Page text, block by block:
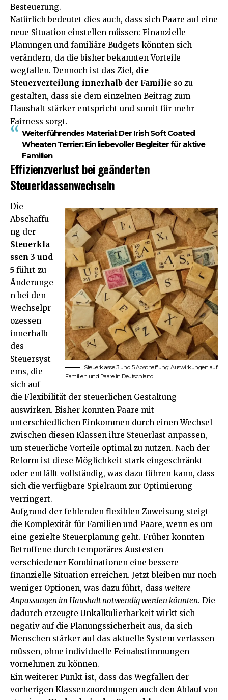
Besteuerung.
Natürlich bedeutet dies auch, dass sich Paare auf eine
neue Situation einstellen müssen: Finanzielle
Planungen und familiäre Budgets könnten sich
verändern, da die bisher bekannten Vorteile
wegfallen. Dennoch ist das Ziel, die
Steuerverteilung innerhalb der Familie so zu
gestalten, dass sie dem einzelnen Beitrag zum
Haushalt stärker entspricht und somit für mehr
Fairness sorgt.
Weiterführendes Material:Der Irish Soft Coated
Wheaten Terrier: Ein liebevoller Begleiter für aktive
Familien
Effizienzverlust bei geänderten
Steuerklassenwechseln
Steuerklasse 3 und 5 Abschaffung: Auswirkungen auf
Familien und Paare in Deutschland
Die
Abschaffu
ng der
Steuerkla
ssen 3 und
5 führt zu
Änderunge
n bei den
Wechselpr
ozessen
innerhalb
des
Steuersyst
ems, die
sich auf
die Flexibilität der steuerlichen Gestaltung
auswirken. Bisher konnten Paare mit
unterschiedlichen Einkommen durch einen Wechsel
zwischen diesen Klassen ihre Steuerlast anpassen,
um steuerliche Vorteile optimal zu nutzen. Nach der
Reform ist diese Möglichkeit stark eingeschränkt
oder entfällt vollständig, was dazu führen kann, dass
sich die verfügbare Spielraum zur Optimierung
verringert.
Aufgrund der fehlenden flexiblen Zuweisung steigt
die Komplexität für Familien und Paare, wenn es um
eine gezielte Steuerplanung geht. Früher konnten
Betroffene durch temporäres Austesten
verschiedener Kombinationen eine bessere
finanzielle Situation erreichen. Jetzt bleiben nur noch
weniger Optionen, was dazu führt, dass weitere
Anpassungen im Haushalt notwendig werden könnten. Die
dadurch erzeugte Unkalkulierbarkeit wirkt sich
negativ auf die Planungssicherheit aus, da sich
Menschen stärker auf das aktuelle System verlassen
müssen, ohne individuelle Feinabstimmungen
vornehmen zu können.
Ein weiterer Punkt ist, dass das Wegfallen der
vorherigen Klassenzuordnungen auch den Ablauf von